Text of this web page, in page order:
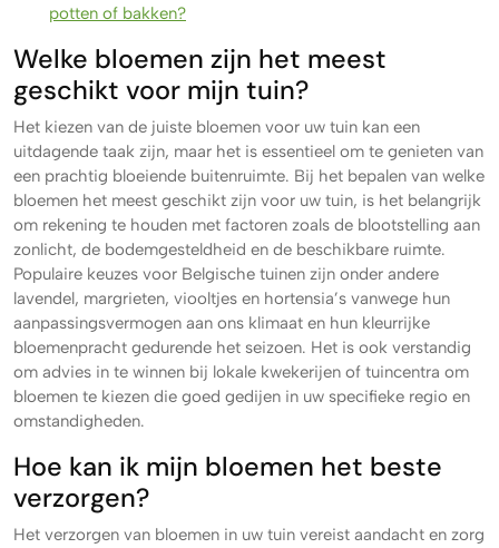
potten of bakken?
Welke bloemen zijn het meest
geschikt voor mijn tuin?
Het kiezen van de juiste bloemen voor uw tuin kan een
uitdagende taak zijn, maar het is essentieel om te genieten van
een prachtig bloeiende buitenruimte. Bij het bepalen van welke
bloemen het meest geschikt zijn voor uw tuin, is het belangrijk
om rekening te houden met factoren zoals de blootstelling aan
zonlicht, de bodemgesteldheid en de beschikbare ruimte.
Populaire keuzes voor Belgische tuinen zijn onder andere
lavendel, margrieten, viooltjes en hortensia’s vanwege hun
aanpassingsvermogen aan ons klimaat en hun kleurrijke
bloemenpracht gedurende het seizoen. Het is ook verstandig
om advies in te winnen bij lokale kwekerijen of tuincentra om
bloemen te kiezen die goed gedijen in uw specifieke regio en
omstandigheden.
Hoe kan ik mijn bloemen het beste
verzorgen?
Het verzorgen van bloemen in uw tuin vereist aandacht en zorg